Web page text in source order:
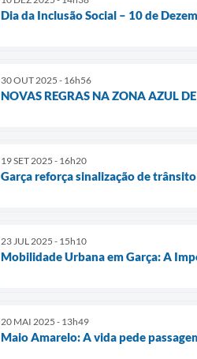
Dia da Inclusão Social – 10 de
30 OUT 2025 - 16h56
NOVAS REGRAS NA ZONA AZUL
19 SET 2025 - 16h20
Garça reforça sinalização de
23 JUL 2025 - 15h10
Mobilidade Urbana em Garça: A
20 MAI 2025 - 13h49
Maio Amarelo: A vida pede